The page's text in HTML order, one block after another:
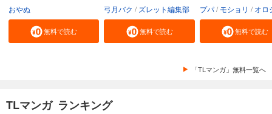
おやぬ
無料で読む
弓月バク ズレット編集部
無料で読む
プパ モショリ オロ
無料で読む
「TLマンガ」無料一覧へ
TLマンガ ランキング